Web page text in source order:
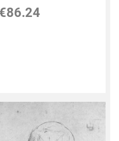
€86.24